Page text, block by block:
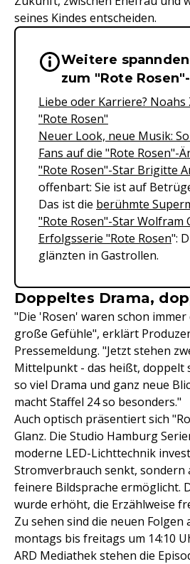
seines Kindes entscheiden.
Wichtige
Weitere
zum "Rote
Liebe oder Karriere?
"Rote Rosen"
Neuer Look, neue Musik:
Fans auf die "Rote Rosen"-
"Rote Rosen"-Star Brigitte
offenbart: Sie ist auf
Das ist die berühmte
"Rote Rosen"-Star Wolfram
Erfolgsserie "Rote Rosen":
glänzten in Gastrollen.
Doppeltes Drama,
"Die 'Rosen' waren schon
große Gefühle", erklärt
Pressemeldung. "Jetzt stehen
Mittelpunkt - das heißt, doppelt
so viel Drama und ganz neue
macht Staffel 24 so besonders."
Auch optisch präsentiert sich
Glanz. Die Studio Hamburg
moderne LED-Lichttechnik
Stromverbrauch senkt, sondern
feinere Bildsprache ermöglicht.
wurde erhöht, die Erzählweise
Zu sehen sind die neuen Folgen
montags bis freitags um 14:10
ARD Mediathek stehen die